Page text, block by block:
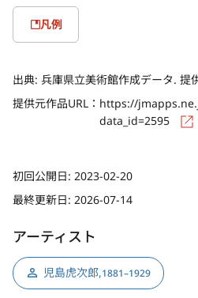
凡例
出典: 兵庫県立美術館作成データ. 提
提供元作品URL： https://
data_id=2595
初回公開日: 2023-02-20
最終更新日: 2026-07-14
アーティスト
児島虎次郎,1881–1929